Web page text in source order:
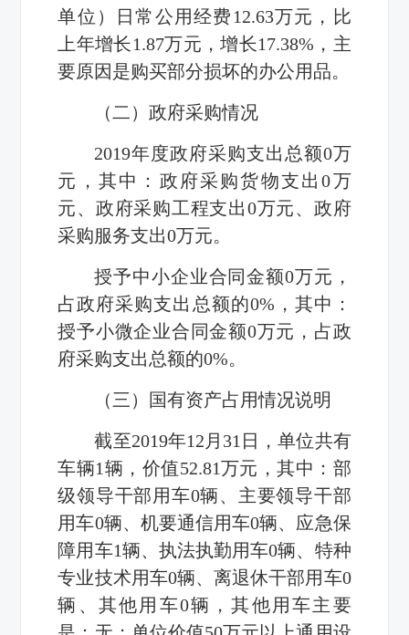
单位）日常公用经费12.63万元，比
上年增长1.87万元，增长17.38% ，主
要原因是购买部分损坏的办公用品。
（二）政府采购情况
2019年度政府采购支出总额0万
元，其中：政府采购货物支出0万
元、政府采购工程支出0万元、政府
采购服务支出0万元。
授予中小企业合同金额0万元，
占政府采购支出总额的0%，其中：
授予小微企业合同金额0万元，占政
府采购支出总额的0%。
（三）国有资产占用情况说明
截至2019年12 月 31 日，单位共有
车辆1辆，价值52.81万元，其中：部
级领导干部用车0辆、主要领导干部
用车0辆、机要通信用车0辆、应急保
障用车1辆、执法执勤用车0辆、特种
专业技术用车0辆、离退休干部用车0
辆、其他用车0辆，其他用车主要